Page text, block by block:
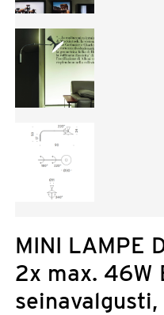
MINI LAMPE
2x max. 46W
seinavalgusti,